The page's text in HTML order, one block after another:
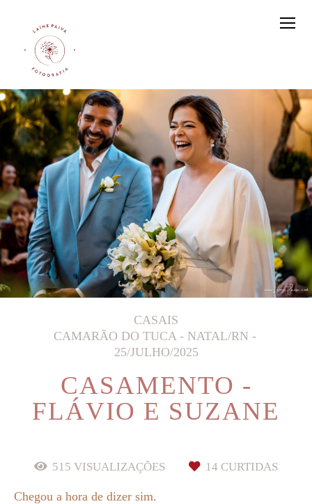
CASAIS
CAMARÃO DO TUCA - NATAL/RN
25/JULHO/2025
CASAMENTO -
FLÁVIO E SUZANE
515 VISUALIZAÇÕES 14 CURTIDAS
Chegou a hora de dizer sim.